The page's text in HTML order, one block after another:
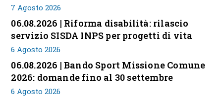
7 Agosto 2026
06.08.2026 | Riforma disabilità: rilascio
servizio SISDA INPS per progetti di vita
6 Agosto 2026
06.08.2026 | Bando Sport Missione Comune
2026: domande fino al 30 settembre
6 Agosto 2026